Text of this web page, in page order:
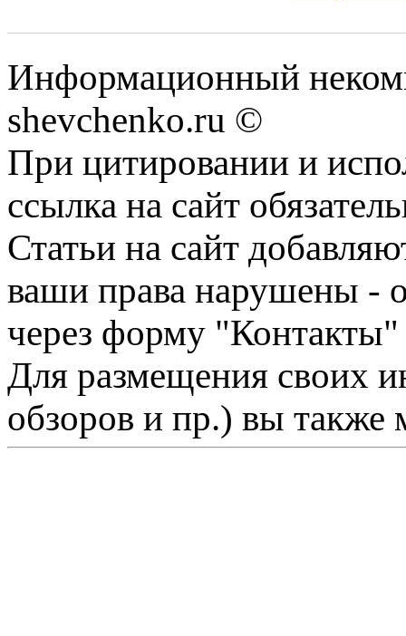
Информационный
shevchenko.ru ©
При цитировании и
ссылка на сайт
Статьи на сайт
ваши права нарушены -
через форму "Контакты"
Для размещения своих
обзоров и пр.) вы также